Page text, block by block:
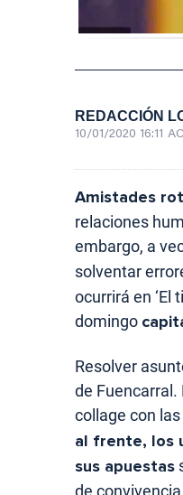
REDACCIÓN
10/01/2020 16:11
Amistades
relaciones
embargo, a
solventar
ocurrirá en ‘El
domingo
Resolver
de
collage con
al frente, los
sus apuestas
de convivencia.